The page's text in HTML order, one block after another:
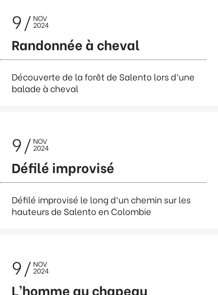
9 NOV
2024
Randonnée à cheval
Découverte de la forêt de Salento lors d’une
balade à cheval
9 NOV
2024
Défilé improvisé
Défilé improvisé le long d’un chemin sur les
hauteurs de Salento en Colombie
9 NOV
2024
L’homme au chapeau